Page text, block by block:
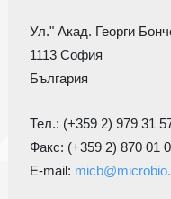
1113 София
Тел.: (+359 2) 979 31
Факс: (+359 2) 870 01
E-mail: